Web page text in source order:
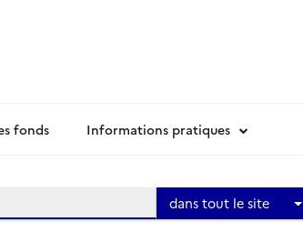
fonds Informations pratiques
dans tout le site